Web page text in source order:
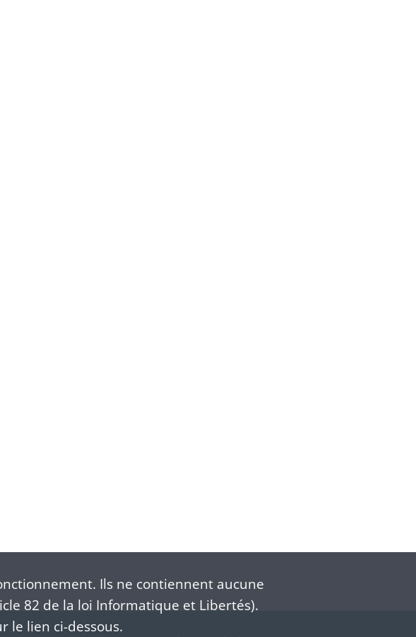
Ils ne contiennent aucune
82 de la loi Informatique et Libertés).
le lien ci-dessous.